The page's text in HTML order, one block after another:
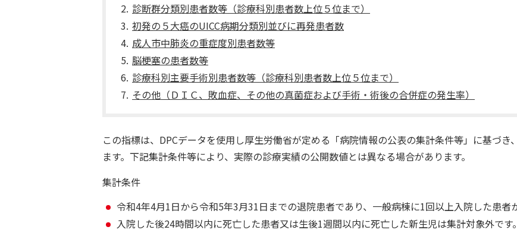
診断群分類別患者数等（診療科別患者数上位５位まで）
初発の５大癌のUICC病期分類別並びに再発患者数
成人市中肺炎の重症度別患者数等
脳梗塞の患者数等
診療科別主要手術別患者数等（診療科別患者数上位５位まで）
その他（ＤＩＣ、敗血症、その他の真菌症および手術・術後の合併症の発生率）
この指標は、DPCデータを使用し厚生労働省が定める「病院情報の公表の集計条件等」に基づ
ます。下記集計条件等により、実際の診療実績の公開数値とは異なる場合があります。
集計条件
令和4年4月1日から令和5年3月31日までの退院患者であり、一般病棟に1回以上入院した患者
入院した後24時間以内に死亡した患者又は生後1週間以内に死亡した新生児は集計対象外です。